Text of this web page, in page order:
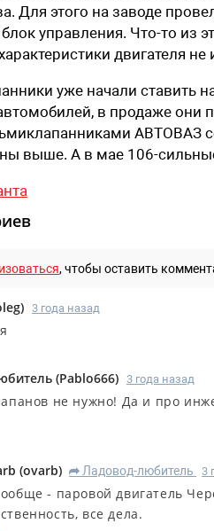
Для этого на заводе
управления. Что-то из
двигателя не
уже начали ставить
в продаже они
АВТОВАЗ
выше. А в мае 106-
, чтобы оставить
) 3 года назад
(Pablo666) 3 года назад
не нужно! Да и про
(ovarb) R Ладовод-любитель 3
- паровой двигатель
все дела.